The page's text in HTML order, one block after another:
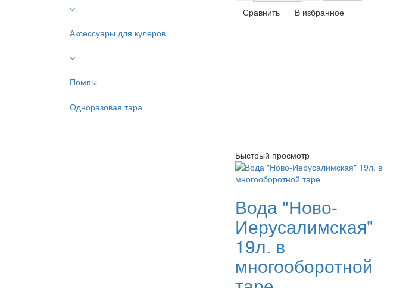
Аксессуары для кулеров
Помпы
Одноразовая тара
Сравнить
В избранное
Быстрый просмотр
Вода "Ново-
Иерусалимская"
19л. в
многооборотной